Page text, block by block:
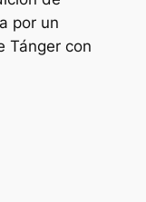
por un
Tánger con